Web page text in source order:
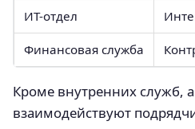
ИТ-отдел
Финансовая служба
Кроме внутренних служб,
взаимодействуют